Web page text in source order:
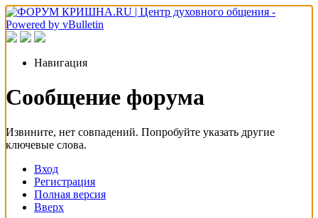
Навигация
Сообщение форума
Извините, нет совпадений. Попробуйте указать другие
ключевые слова.
Вход
Регистрация
Полная версия
Вверх